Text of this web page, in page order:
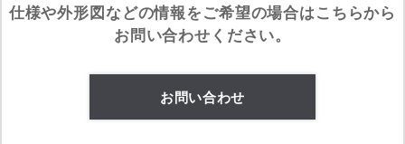
仕様や外形図などの情報をご希望の場合はこちらから
お問い合わせください。
お問い合わせ